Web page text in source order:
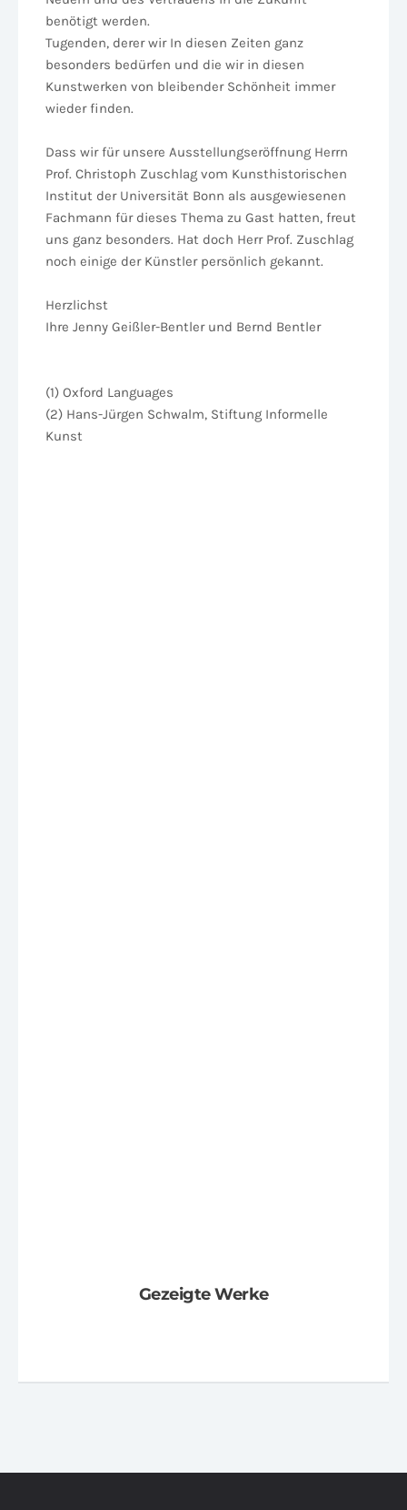
benötigt werden.
Tugenden, derer wir In diesen Zeiten ganz
besonders bedürfen und die wir in diesen
Kunstwerken von bleibender Schönheit immer
wieder finden.
Dass wir für unsere Ausstellungseröffnung Herrn
Prof. Christoph Zuschlag vom Kunsthistorischen
Institut der Universität Bonn als ausgewiesenen
Fachmann für dieses Thema zu Gast hatten, freut
uns ganz besonders. Hat doch Herr Prof. Zuschlag
noch einige der Künstler persönlich gekannt.
Herzlichst
Ihre Jenny Geißler-Bentler und Bernd Bentler
(1) Oxford Languages
(2) Hans-Jürgen Schwalm, Stiftung Informelle
Kunst
Gezeigte Werke